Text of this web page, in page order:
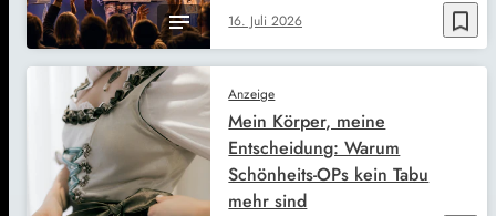
bookmark_border
16. Juli 2026
Anzeige
Mein Körper, meine
Entscheidung: Warum
Schönheits-OPs kein Tabu
mehr sind